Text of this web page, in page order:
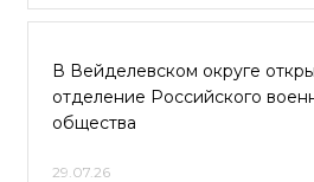
В Вейделевском округе
отделение Российского
общества
29.07.26